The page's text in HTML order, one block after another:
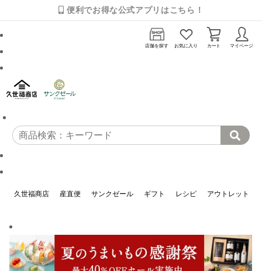
便利でお得な公式アプリはこちら！
店舗を探す お気に入り カート マイページ
久世福商店 産直便 サンクゼール ギフト レシピ アウトレット